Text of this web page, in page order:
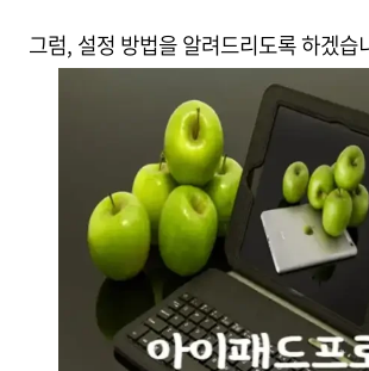
그럼, 설정 방법을 알려드리도록 하겠습